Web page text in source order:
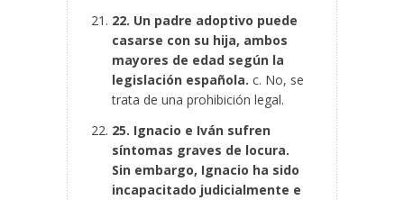
22. Un padre adoptivo puede
casarse con su hija, ambos
mayores de edad según la
legislación española. c. No, se
trata de una prohibición legal.
25. Ignacio e Iván sufren
síntomas graves de locura.
Sin embargo, Ignacio ha sido
incapacitado judicialmente e